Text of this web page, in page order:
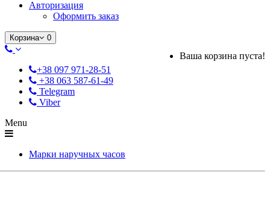
Авторизация
Оформить заказ
Корзина 0
Ваша корзина пуста!
+38 097 971-28-51
+38 063 587-61-49
Telegram
Viber
Menu
Марки наручных часов